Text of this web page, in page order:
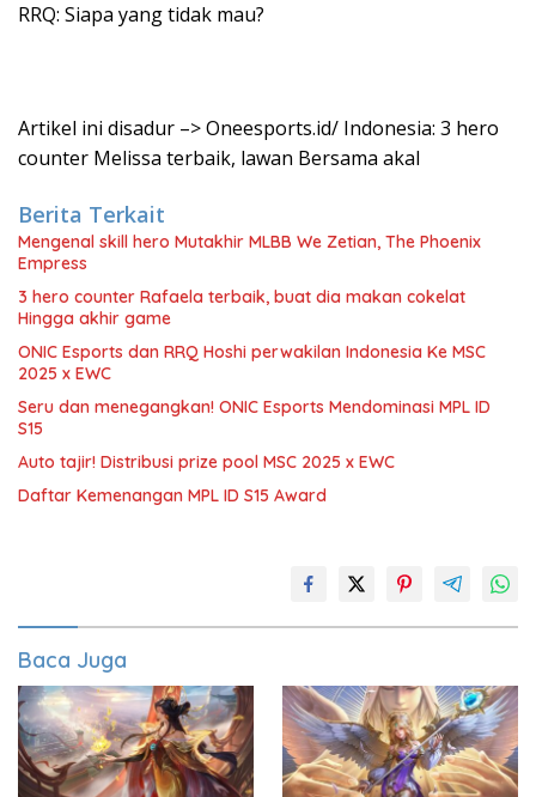
RRQ: Siapa yang tidak mau?
Artikel ini disadur –> Oneesports.id/ Indonesia: 3 hero
counter Melissa terbaik, lawan Bersama akal
Berita Terkait
Mengenal skill hero Mutakhir MLBB We Zetian, The Phoenix
Empress
3 hero counter Rafaela terbaik, buat dia makan cokelat
Hingga akhir game
ONIC Esports dan RRQ Hoshi perwakilan Indonesia Ke MSC
2025 x EWC
Seru dan menegangkan! ONIC Esports Mendominasi MPL ID
S15
Auto tajir! Distribusi prize pool MSC 2025 x EWC
Daftar Kemenangan MPL ID S15 Award
Baca Juga